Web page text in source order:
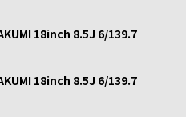
18inch 8.5J 6/139.7
18inch 8.5J 6/139.7